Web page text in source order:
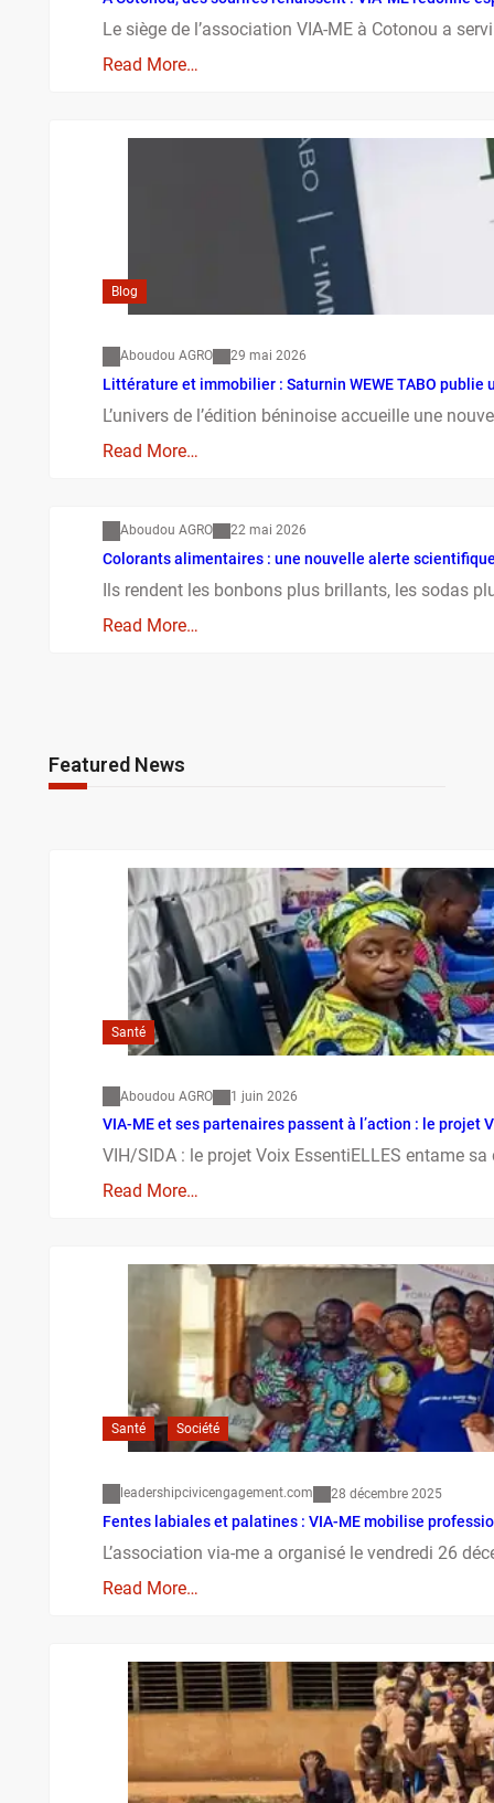
Le siège de l’association VIA-ME à Cotonou a
Read More…
Blog
Aboudou AGRO 29 mai 2026
Littérature et immobilier : Saturnin WEWE TABO
L’univers de l’édition béninoise accueille une
Read More…
Aboudou AGRO 22 mai 2026
Colorants alimentaires : une nouvelle alerte
Ils rendent les bonbons plus brillants, les sodas
Read More…
Featured News
Santé
Aboudou AGRO 1 juin 2026
VIA-ME et ses partenaires passent à l’action : le projet
VIH/SIDA : le projet Voix EssentiELLES entame
Read More…
Santé Société
leadershipcivicengagement.com 28 décembre 2025
Fentes labiales et palatines : VIA-ME mobilise
L’association via-me a organisé le vendredi 26
Read More…